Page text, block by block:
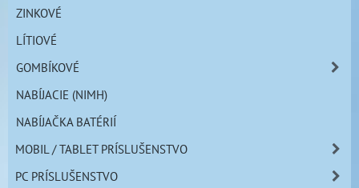
ZINKOVÉ
LÍTIOVÉ
GOMBÍKOVÉ
NABÍJACIE (NIMH)
NABÍJAČKA BATÉRIÍ
MOBIL / TABLET PRÍSLUŠENSTVO
PC PRÍSLUŠENSTVO